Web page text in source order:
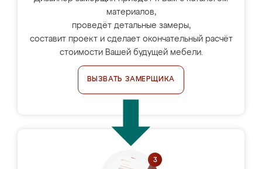
материалов,
проведёт детальные замеры,
составит проект и сделает окончательный расчёт
стоимости Вашей будущей мебели.
ВЫЗВАТЬ ЗАМЕРЩИКА